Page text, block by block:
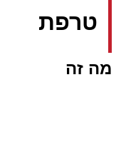
טרפת
מה זה